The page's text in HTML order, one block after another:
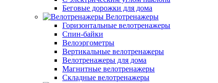
Беговые дорожки для дома
Велотренажеры
Горизонтальные велотренажеры
Спин-байки
Велоэргометры
Вертикальные велотренажеры
Велотренажеры для дома
Магнитные велотренажеры
Складные велотренажеры